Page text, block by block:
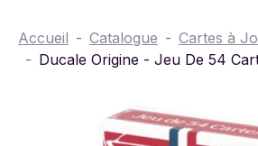
Accueil Catalogue
Cartes à
Ducale Origine - Jeu De 54